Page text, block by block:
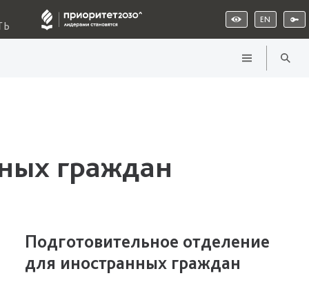
EN
граждан
Подготовительное отделение
для иностранных граждан